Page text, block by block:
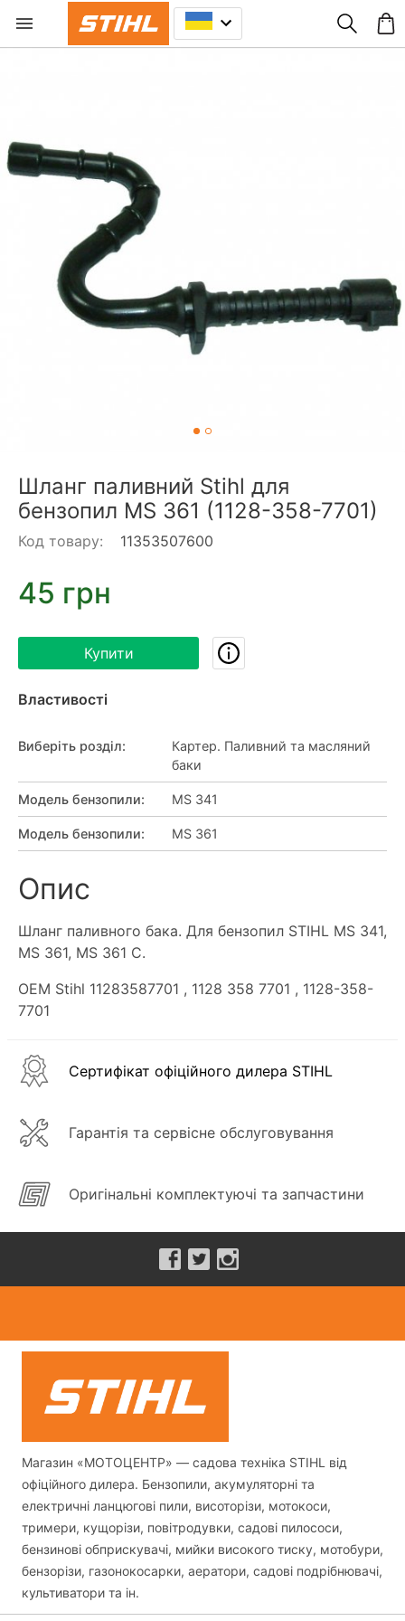
Шланг паливний Stihl для
бензопил MS 361 (1128-358-7701)
Код товару: 11353507600
45 грн
Купити
Властивості
Виберіть розділ:
Картер. Паливний та масляний
баки
Модель бензопили: MS 341
Модель бензопили: MS 361
Опис
Шланг паливного бака. Для бензопил STIHL MS 341,
MS 361, MS 361 C.
OEM Stihl 11283587701 , 1128 358 7701 , 1128-358-
7701
Сертифікат офіційного дилера STIHL
Гарантія та сервісне обслуговування
Оригінальні комплектуючі та запчастини
Магазин «МОТОЦЕНТР» — садова техніка STIHL від
офіційного дилера. Бензопили, акумуляторні та
електричні ланцюгові пили, висоторізи, мотокоси,
тримери, кущорізи, повітродувки, садові пилососи,
бензинові обприскувачі, мийки високого тиску, мотобури,
бензорізи, газонокосарки, аератори, садові подрібнювачі,
культиватори та ін.